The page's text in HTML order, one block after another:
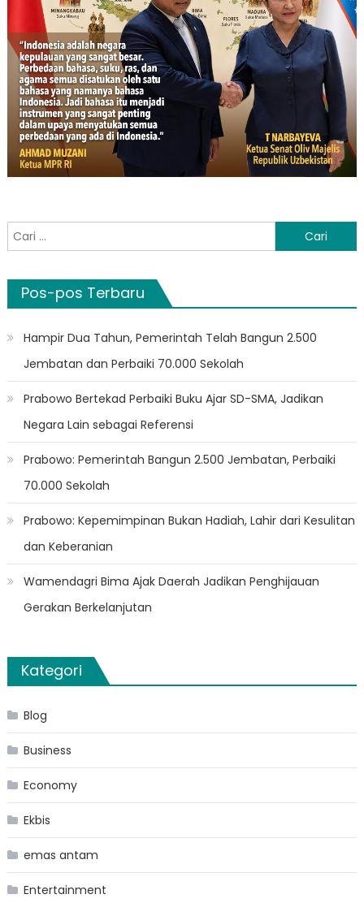
Cari
untuk:
Pos-pos Terbaru
Hampir Dua Tahun, Pemerintah Telah Bangun 2.500
Jembatan dan Perbaiki 70.000 Sekolah
Prabowo Bertekad Perbaiki Buku Ajar SD-SMA, Jadikan
Negara Lain sebagai Referensi
Prabowo: Pemerintah Bangun 2.500 Jembatan, Perbaiki
70.000 Sekolah
Prabowo: Kepemimpinan Bukan Hadiah, Lahir dari Kesulitan
dan Keberanian
Wamendagri Bima Ajak Daerah Jadikan Penghijauan
Gerakan Berkelanjutan
Kategori
Blog
Business
Economy
Ekbis
emas antam
Entertainment